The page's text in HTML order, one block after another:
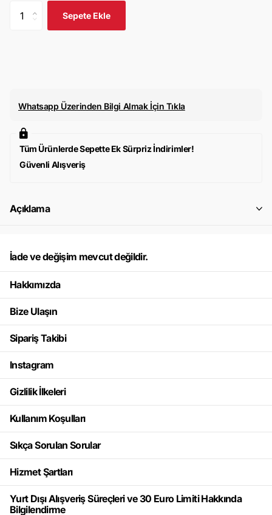
Sepete Ekle
Whatsapp Üzerinden Bilgi Almak İçin Tıkla
Tüm Ürünlerde Sepette Ek Sürpriz İndirimler!
Güvenli Alışveriş
Açıklama
İade ve değişim mevcut değildir.
Hakkımızda
Bize Ulaşın
Sipariş Takibi
Instagram
Gizlilik İlkeleri
Kullanım Koşulları
Sıkça Sorulan Sorular
Hizmet Şartları
Yurt Dışı Alışveriş Süreçleri ve 30 Euro Limiti Hakkında
Bilgilendirme